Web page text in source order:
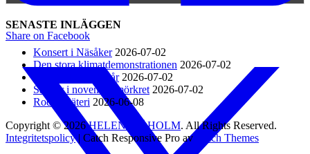
Share on Facebook
SENASTE INLÄGGEN
Konsert i Näsåker 2026-07-02
Den stora klimatdemonstrationen 2026-07-02
KFUM-kören 60 år 2026-07-02
Sånger i novembermörkret 2026-07-02
Rodga Säteri 2026-06-08
Copyright © 2026HELEN SJÖHOLM. All Rights Reserved.
Integritetspolicy| Catch Responsive Pro av
Catch Themes